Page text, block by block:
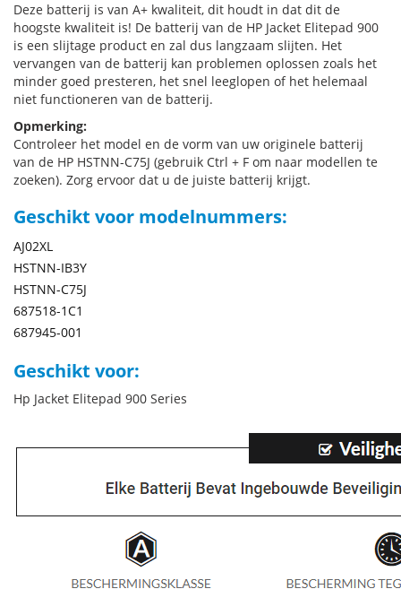
Deze batterij is van A+ kwaliteit, dit houdt in dat dit de
hoogste kwaliteit is! De batterij van de HP Jacket Elitepad 900
is een slijtage product en zal dus langzaam slijten. Het
vervangen van de batterij kan problemen oplossen zoals het
minder goed presteren, het snel leeglopen of het helemaal
niet functioneren van de batterij.
Opmerking:
Controleer het model en de vorm van uw originele batterij
van de HP HSTNN-C75J (gebruik Ctrl + F om naar modellen te
zoeken). Zorg ervoor dat u de juiste batterij krijgt.
Geschikt voor modelnummers:
AJ02XL
HSTNN-IB3Y
HSTNN-C75J
687518-1C1
687945-001
Geschikt voor:
Hp Jacket Elitepad 900 Series